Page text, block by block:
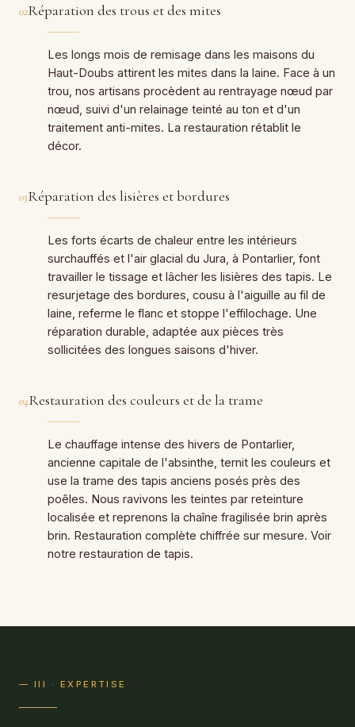
02Réparation des trous et des mites
Les longs mois de remisage dans les maisons du
Haut-Doubs attirent les mites dans la laine. Face à un
trou, nos artisans procèdent au rentrayage nœud par
nœud, suivi d'un relainage teinté au ton et d'un
traitement anti-mites. La restauration rétablit le
décor.
03Réparation des lisières et bordures
Les forts écarts de chaleur entre les intérieurs
surchauffés et l'air glacial du Jura, à Pontarlier, font
travailler le tissage et lâcher les lisières des tapis. Le
resurjetage des bordures, cousu à l'aiguille au fil de
laine, referme le flanc et stoppe l'effilochage. Une
réparation durable, adaptée aux pièces très
sollicitées des longues saisons d'hiver.
04Restauration des couleurs et de la trame
Le chauffage intense des hivers de Pontarlier,
ancienne capitale de l'absinthe, ternit les couleurs et
use la trame des tapis anciens posés près des
poêles. Nous ravivons les teintes par reteinture
localisée et reprenons la chaîne fragilisée brin après
brin. Restauration complète chiffrée sur mesure. Voir
notre restauration de tapis.
— III · EXPERTISE